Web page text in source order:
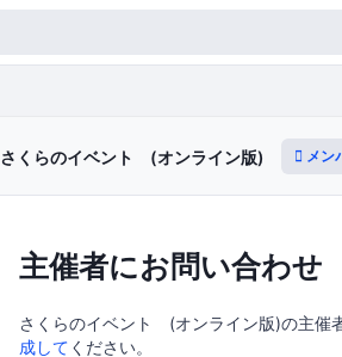
さくらのイベント (オンライン版) メン
主催者にお問い合わせ
さくらのイベント (オンライン版)の主催
成して ください。